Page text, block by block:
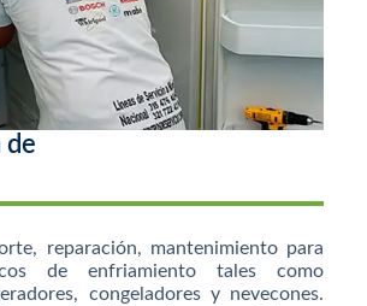
de
reparación, mantenimiento para
de enfriamiento tales como
congeladores y nevecones.